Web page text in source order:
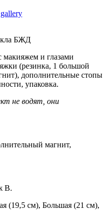
БЖД
макияжем и глазами
(резинка, 1 большой
дополнительные стопы
упаковка.
не водят, они
магнит,
В.
(19,5 см), Большая (21 см),